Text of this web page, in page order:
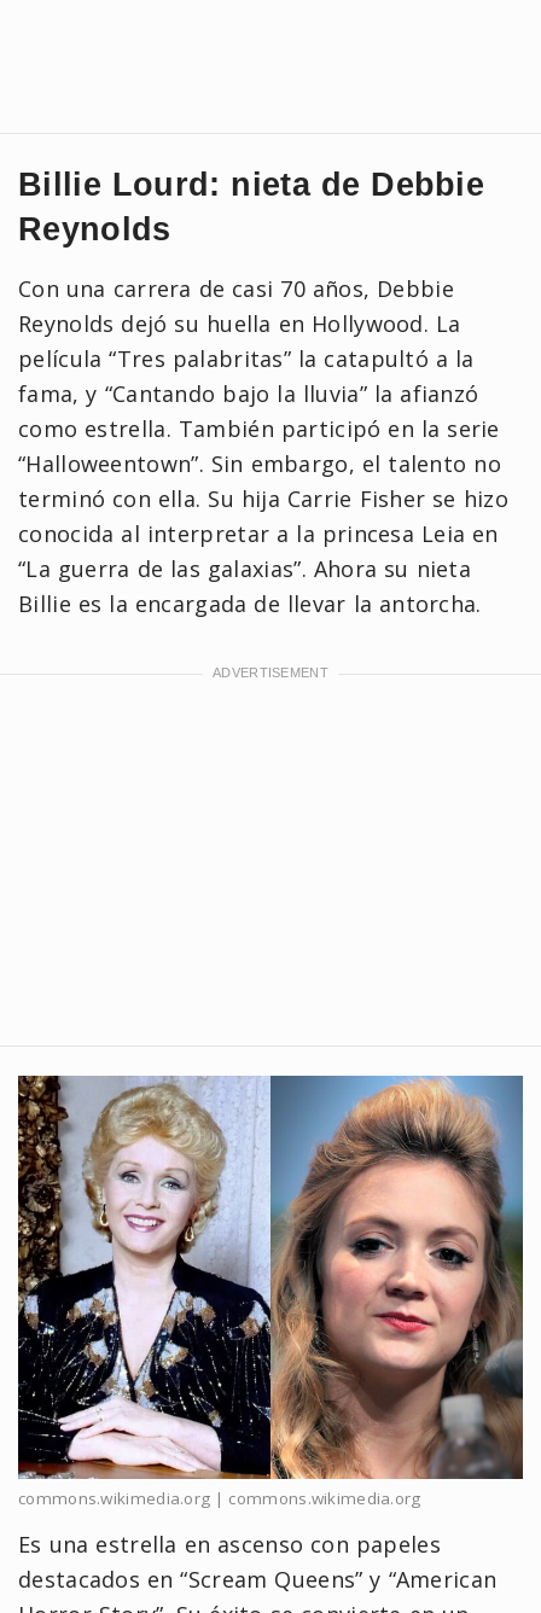
Billie Lourd: nieta de Debbie
Reynolds
Con una carrera de casi 70 años, Debbie
Reynolds dejó su huella en Hollywood. La
película “Tres palabritas” la catapultó a la
fama, y “Cantando bajo la lluvia” la afianzó
como estrella. También participó en la serie
“Halloweentown”. Sin embargo, el talento no
terminó con ella. Su hija Carrie Fisher se hizo
conocida al interpretar a la princesa Leia en
“La guerra de las galaxias”. Ahora su nieta
Billie es la encargada de llevar la antorcha.
commons.wikimedia.org | commons.wikimedia.org
Es una estrella en ascenso con papeles
destacados en “Scream Queens” y “American